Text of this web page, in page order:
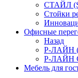
СТАЙЛ
Стойки
Офисные
Назад
Р-ЛАЙН
Р-ЛАЙН
Мебель для